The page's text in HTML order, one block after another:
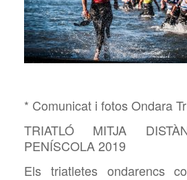
* Comunicat i fotos Ondara
TRIATLÓ MITJA
PENÍSCOLA 2019
Els triatletes ondarencs